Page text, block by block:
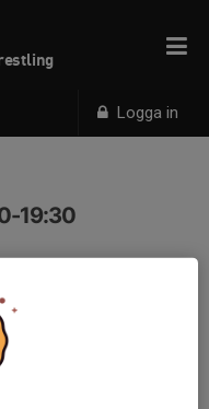
Logga in
19:30
klockan 17:00